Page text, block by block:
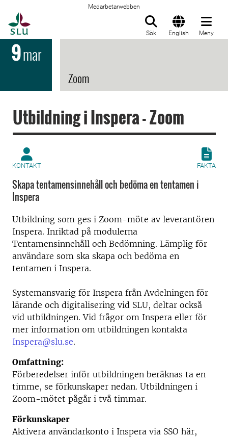
Medarbetarwebben
Sök English Meny
9mar
Zoom
Utbildning i Inspera - Zoom
KONTAKT FAKTA
Skapa tentamensinnehåll och bedöma en tentamen i
Inspera
Utbildning som ges i Zoom-möte av leverantören
Inspera. Inriktad på modulerna
Tentamensinnehåll och Bedömning. Lämplig för
användare som ska skapa och bedöma en
tentamen i Inspera.
Systemansvarig för Inspera från Avdelningen för
lärande och digitalisering vid SLU, deltar också
vid utbildningen. Vid frågor om Inspera eller för
mer information om utbildningen kontakta
Inspera@slu.se.
Omfattning:
Förberedelser inför utbildningen beräknas ta en
timme, se förkunskaper nedan. Utbildningen i
Zoom-mötet pågår i två timmar.
Förkunskaper
Aktivera användarkonto i Inspera via SSO här,